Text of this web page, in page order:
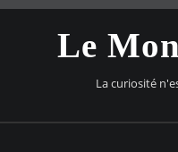
Skip
Le
La curiosité